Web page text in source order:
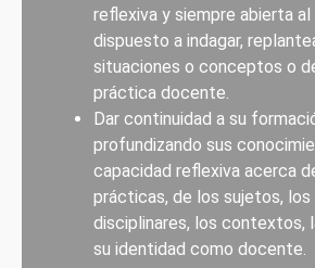
reflexiva y siempre abierta
dispuesto a indagar,
situaciones o conceptos o
práctica docente.
Dar continuidad a su
profundizando sus
capacidad reflexiva acerca
prácticas, de los sujetos, los
disciplinares, los contextos,
su identidad como docente.